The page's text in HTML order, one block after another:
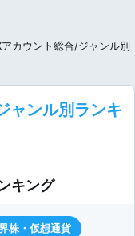
ウント総合/ジャンル別
ャンル別ランキ
キング
株・仮想通貨